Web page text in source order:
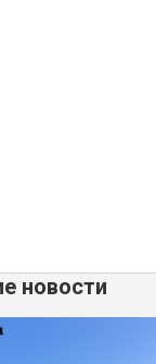
новости